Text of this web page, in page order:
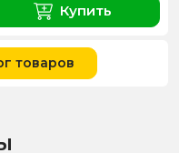
Купить
товаров